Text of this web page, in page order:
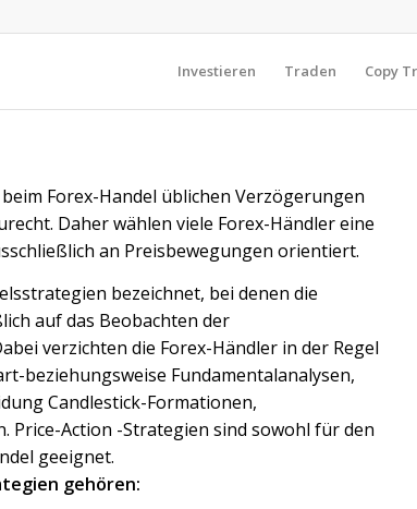
Investieren Traden Copy
Forex-Handel üblichen Verzögerungen
Daher wählen viele Forex-Händler eine
an Preisbewegungen orientiert.
bezeichnet, bei denen die
auf das Beobachten der
verzichten die Forex-Händler in der Regel
beziehungsweise Fundamentalanalysen,
Candlestick-Formationen,
Price-Action -Strategien sind sowohl für den
geeignet.
gehören: